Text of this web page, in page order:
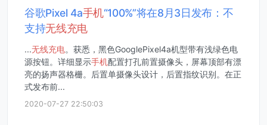
谷歌Pixel 4a手机“100%”将在8月3日发布：不
支持无线充电
...无线充电。获悉，黑色GooglePixel4a机型带有浅绿色电
源按钮。详细显示手机配置打孔前置摄像头，屏幕顶部有漂
亮的扬声器格栅。后置单摄像头设计，后置指纹识别。在正
式发布前...
2020-07-27 22:50:03